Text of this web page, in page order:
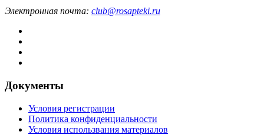
Электронная почта: club@rosapteki.ru
Документы
Условия регистрации
Политика конфиденциальности
Условия использвания материалов